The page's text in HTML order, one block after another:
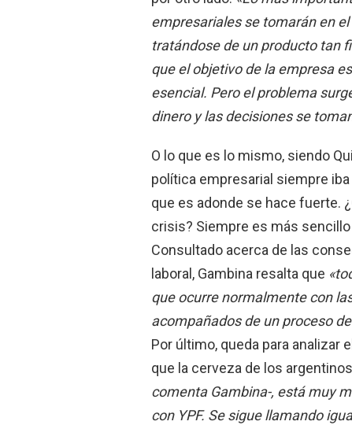
empresariales se tomarán en
tratándose de un producto tan
que el objetivo de la empresa
esencial. Pero el problema
dinero y las decisiones se
O lo que es lo mismo, siendo
política empresarial siempre
que es adonde se hace fuerte.
crisis? Siempre es más
Consultado acerca de las
laboral, Gambina resalta que
que ocurre normalmente con
acompañados de un proceso
Por último, queda para analizar
que la cerveza de los
comenta Gambina-, está muy
con YPF. Se sigue llamando